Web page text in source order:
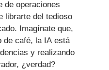
de operaciones
librarte del tedioso
Imagínate que,
de café, la IA está
y realizando
¿verdad?